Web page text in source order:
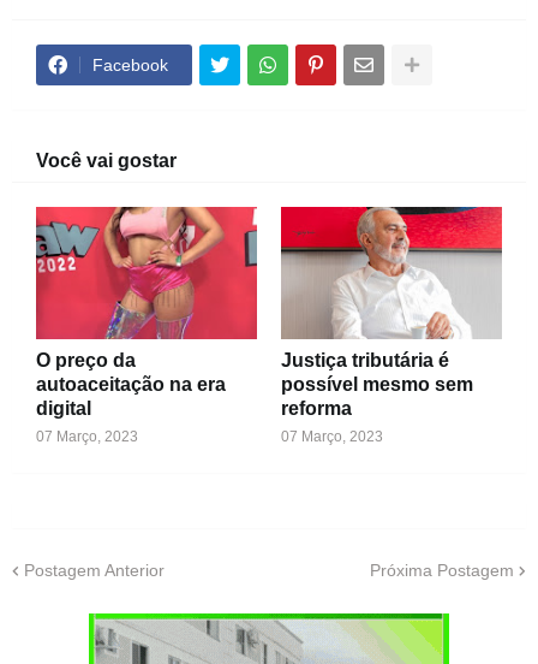
Facebook
Você vai gostar
O preço da
autoaceitação na era
digital
07 Março, 2023
Justiça tributária é
possível mesmo sem
reforma
07 Março, 2023
Postagem Anterior Próxima Postagem